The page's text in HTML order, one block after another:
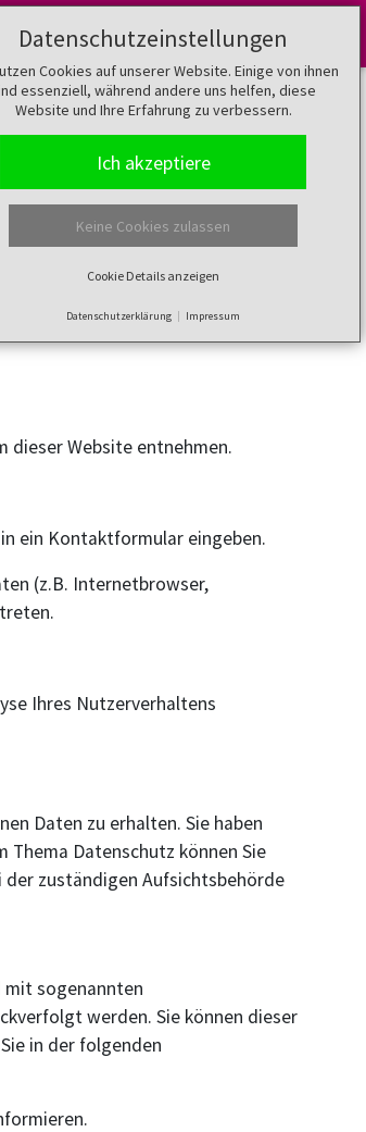
Datenschutzeinstellungen
Cookies auf unserer Website. Einige von ihnen
essenziell, während andere uns helfen, diese
Website und Ihre Erfahrung zu verbessern.
Ich akzeptiere
Keine Cookies zulassen
Cookie Details anzeigen
Datenschutzerklärung Impressum
Merkzettel (0)
Website besuchen.
Datenschutz entnehmen Sie
dieser Website entnehmen.
ein Kontaktformular eingeben.
(z.B. Internetbrowser,
Ihres Nutzerverhaltens
Daten zu erhalten. Sie haben
Thema Datenschutz können Sie
der zuständigen Aufsichtsbehörde
mit sogenannten
werden. Sie können dieser
in der folgenden